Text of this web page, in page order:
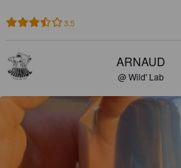
3.5
ARNAUD
@ Wild' Lab